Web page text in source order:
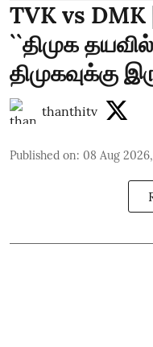
TVK vs
``திமுக
திமுகவுக்கு
thanthitv
Published on: 08 Aug